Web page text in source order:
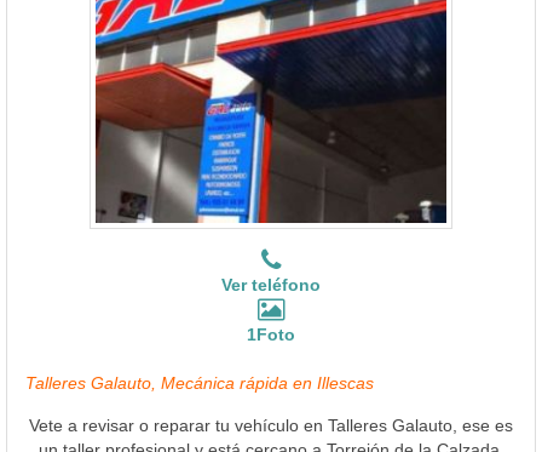
Ver teléfono
1Foto
Talleres Galauto, Mecánica rápida en Illescas
Vete a revisar o reparar tu vehículo en Talleres Galauto, ese es